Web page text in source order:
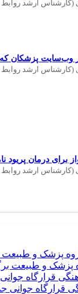
(کارشناس ارشد
(کارشناس ارشد
برای درمان پریود
(کارشناس ارشد
پزشک و طبیعت
قرارگاه